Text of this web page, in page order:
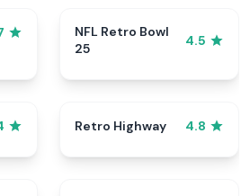
NFL Retro Bowl
25
4.5
Retro Highway 4.8